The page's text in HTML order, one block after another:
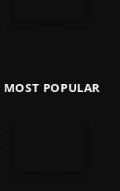
MOST POPULAR